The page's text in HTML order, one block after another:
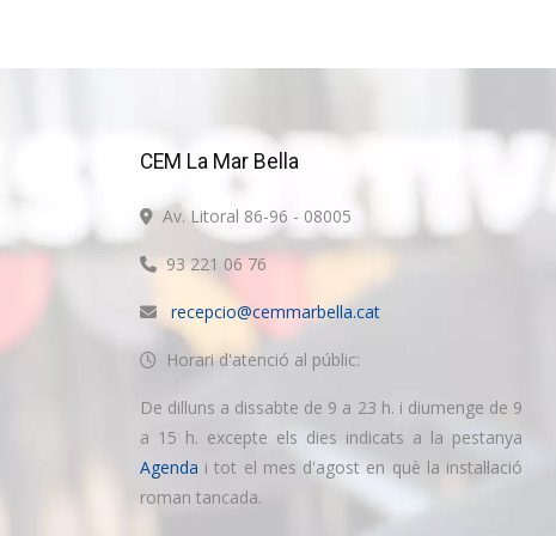
CEM La Mar Bella
Av. Litoral 86-96 - 08005
93 221 06 76
recepcio@cemmarbella.cat
Horari d'atenció al públic:
De dilluns a dissabte de 9 a 23 h. i diumenge de 9
a 15 h. excepte els dies indicats a la pestanya
Agenda i tot el mes d'agost en què la instal·lació
roman tancada.